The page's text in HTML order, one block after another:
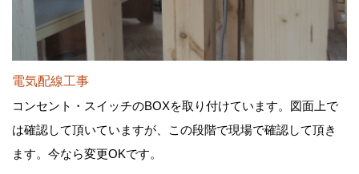
電気配線工事
コンセント・スイッチのBOXを取り付けています。図面上で
は確認して頂いていますが、この段階で現場で確認して頂き
ます。今なら変更OKです。